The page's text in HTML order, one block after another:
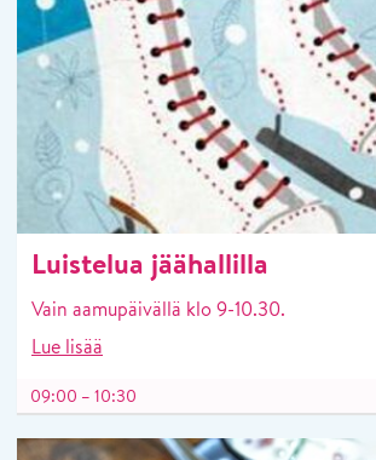
Luistelua jäähallilla
Vain aamupäivällä klo 9-10.30.
Lue lisää
09:00 – 10:30